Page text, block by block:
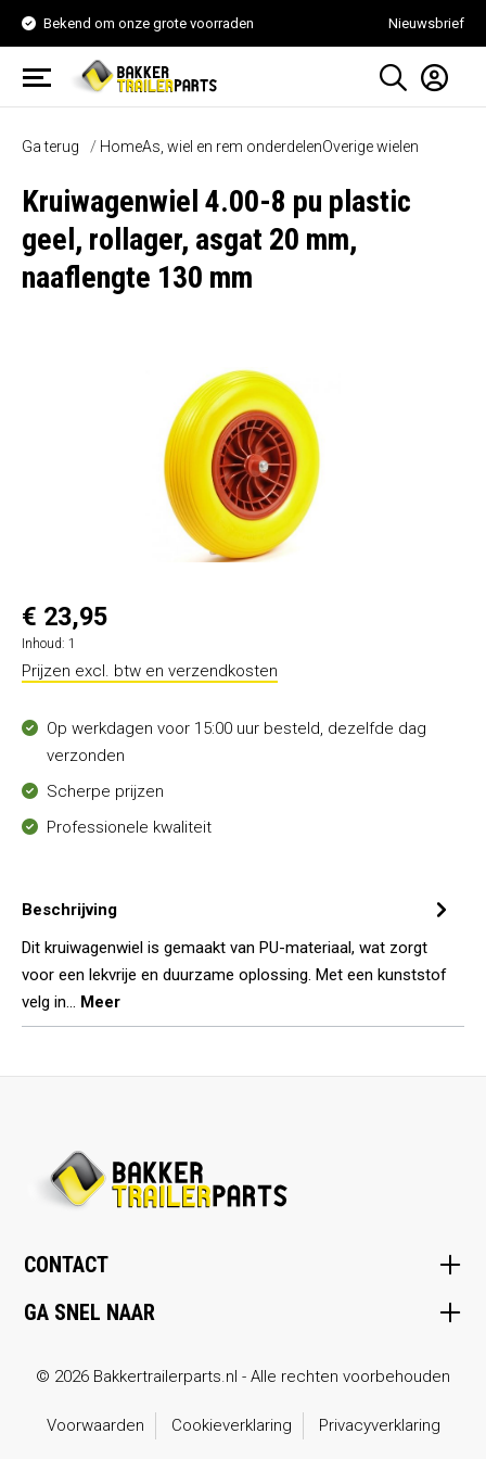
Bekend om onze grote voorraden Nieuwsbrief
Ga terug HomeAs, wiel en rem onderdelenOverige wielen
Kruiwagenwiel 4.00-8 pu plastic
geel, rollager, asgat 20 mm,
naaflengte 130 mm
€ 23,95
Inhoud: 1
Prijzen excl. btw en verzendkosten
Op werkdagen voor 15:00 uur besteld, dezelfde dag
verzonden
Scherpe prijzen
Professionele kwaliteit
Beschrijving
Dit kruiwagenwiel is gemaakt van PU-materiaal, wat zorgt
voor een lekvrije en duurzame oplossing. Met een kunststof
velg in… Meer
CONTACT
GA SNEL NAAR
© 2026 Bakkertrailerparts.nl - Alle rechten voorbehouden
Voorwaarden Cookieverklaring Privacyverklaring